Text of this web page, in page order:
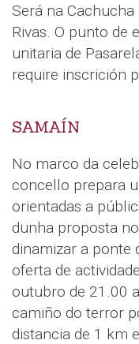
Será na
Rivas. O punto de
unitaria de
require inscrición
SAMAÍN
No marco da
concello prepara
orientadas a
dunha proposta
dinamizar a ponte
oferta de
outubro de 21.00
camiño do terror
distancia de 1 km